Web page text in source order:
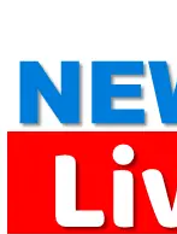
content